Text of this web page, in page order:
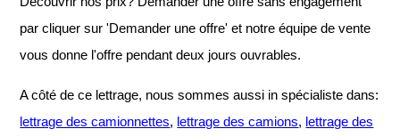
par cliquer sur 'Demander une offre' et notre équipe de vente
vous donne l'offre pendant deux jours ouvrables.
A côté de ce lettrage, nous sommes aussi in spécialiste dans:
lettrage des camionnettes, lettrage des camions, lettrage des